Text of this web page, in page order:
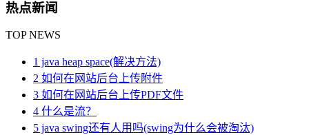
热点新闻
TOP NEWS
1 java heap space(解决方法)
2 如何在网站后台上传附件
3 如何在网站后台上传PDF文件
4 什么是流？
5 java swing还有人用吗(swing为什么会被淘汰)